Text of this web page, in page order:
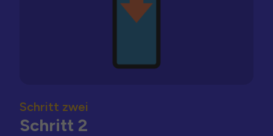
Schritt zwei
Schritt 2